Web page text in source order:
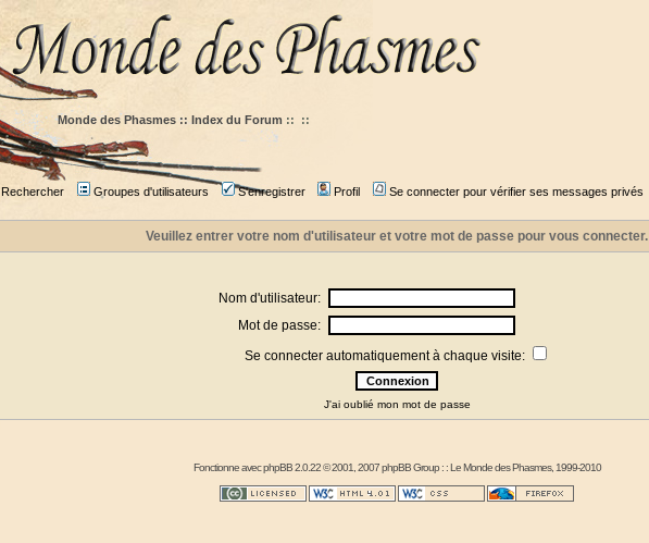
Monde des Phasmes :: Index du Forum :: ::
Rechercher Groupes d'utilisateurs S'enregistrer Profil Se connecter pour vérifier ses messages privés
Veuillez entrer votre nom d'utilisateur et votre mot de passe pour vous connecter.
Nom d'utilisateur:
Mot de passe:
Se connecter automatiquement à chaque visite:
J'ai oublié mon mot de passe
Fonctionne avecphpBB2.0.22 © 2001, 2007 phpBB Group : :Le Monde des Phasmes, 1999-2010